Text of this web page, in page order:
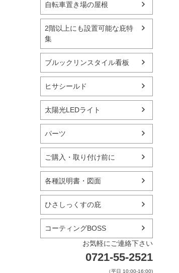
自転車置き場の屋根
2階以上にも設置可能な庇特
集
ブルックリンスタイル看板
ヒサシールド
太陽光LEDライト
パーツ
ご購入・取り付け前に
各種説明書・図面
ひさしっくすの庇
コーティングBOSS
お気軽にご連絡下さい
0721-55-2521
（平日 10:00-16:00)